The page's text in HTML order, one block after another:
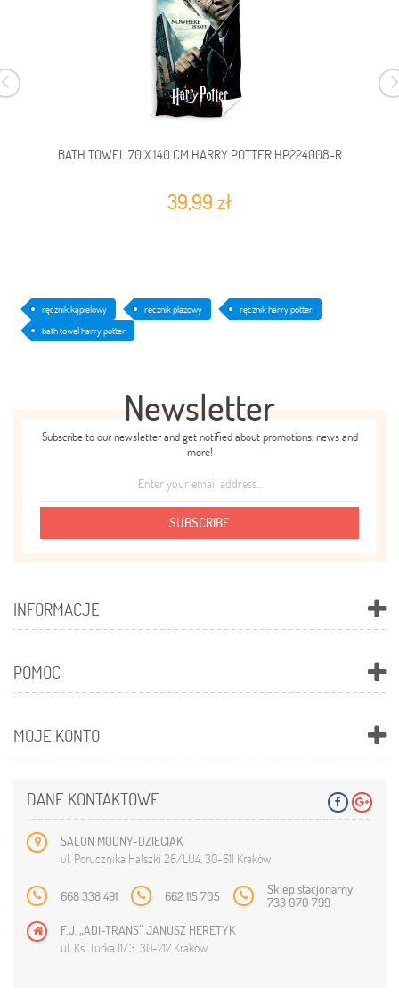
BATH TOWEL 70 X 140 CM HARRY POTTER HP224008-R
39,99 zł
ręcznik kąpielowy ręcznik plażowy
ręcznik harry potter
bath towel harry potter
Newsletter
Subscribe to our newsletter and get notified about promotions, news and
more!
SUBSCRIBE
INFORMACJE
POMOC
MOJE KONTO
DANE KONTAKTOWE
SALON MODNY-DZIECIAK
ul. Porucznika Halszki 28/LU4, 30-611 Kraków
668 338 491 662 115 705 Sklep stacjonarny
733 070 799
F.U. „ADI-TRANS” JANUSZ HERETYK
ul. Ks. Turka 11/3, 30-717 Kraków